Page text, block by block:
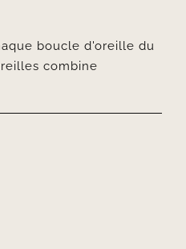
boucle d'oreille du
combine